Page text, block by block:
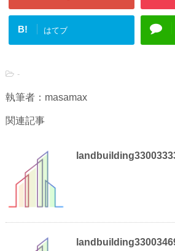
B! はてブ
-
執筆者：masamax
関連記事